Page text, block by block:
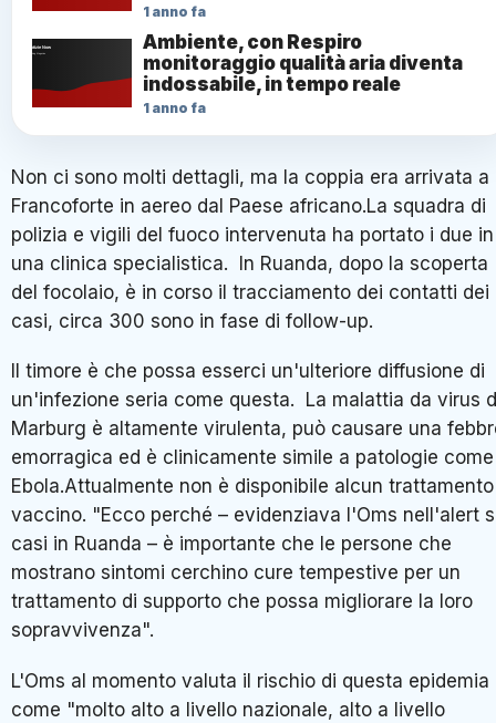
1 anno fa
Ambiente, con Respiro
monitoraggio qualità aria diventa
indossabile, in tempo reale
1 anno fa
Non ci sono molti dettagli, ma la coppia era arrivata a
Francoforte in aereo dal Paese africano.La squadra di
polizia e vigili del fuoco intervenuta ha portato i due in
una clinica specialistica. In Ruanda, dopo la scoperta
del focolaio, è in corso il tracciamento dei contatti dei
casi, circa 300 sono in fase di follow-up.
Il timore è che possa esserci un'ulteriore diffusione di
un'infezione seria come questa. La malattia da virus
Marburg è altamente virulenta, può causare una
emorragica ed è clinicamente simile a patologie come
Ebola.Attualmente non è disponibile alcun
vaccino. "Ecco perché – evidenziava l'Oms nell'alert
casi in Ruanda – è importante che le persone che
mostrano sintomi cerchino cure tempestive per un
trattamento di supporto che possa migliorare la loro
sopravvivenza".
L'Oms al momento valuta il rischio di questa epidemia
come "molto alto a livello nazionale, alto a livello